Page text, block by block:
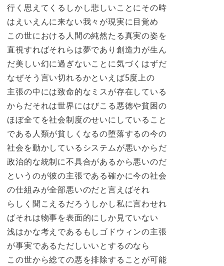
行く思えてくるしかし悲しいことにその時
はえいえんに来ない我々が現実に目覚め
この世における人間の純然たる真実の姿を
直視すればそれらは夢であり創造力が生ん
だ美しい幻に過ぎないことに気づくはずだ
なぜそう言い切れるかといえば5度上の
主張の中には致命的なミスが存在している
からだそれは世界にはびこる悪徳や貧困の
ほぼ全てを社会制度のせいにしていること
である人類が貧しくなるの堕落するの今の
社会を動かしているシステムが悪いからだ
政治的な統制に不具合があるから悪いのだ
というのが彼の主張である確かに今の社会
の仕組みが全部悪いのだと言えばそれ
らしく聞こえるだろうしかし私に言わせれ
ばそれは物事を表面的にしか見ていない
浅はかな考えであるもしゴドウィンの主張
が事実であるただしいいとするのなら
この世から総ての悪を排除することが可能